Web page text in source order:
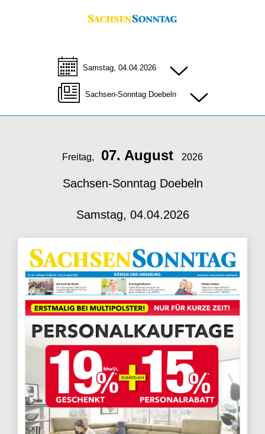
Samstag, 04.04.2026
Sachsen-Sonntag Doebeln
Freitag, 07. August 2026
Sachsen-Sonntag Doebeln
Samstag, 04.04.2026